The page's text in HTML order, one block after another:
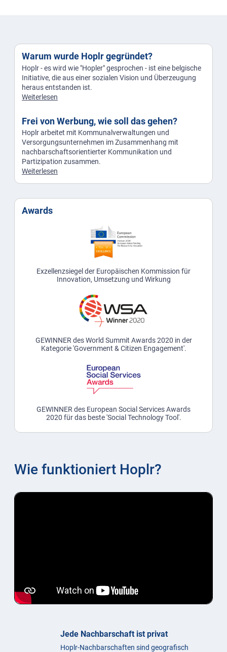
Warum wurde Hoplr gegründet?
Hoplr - es wird wie "Hopler" gesprochen - ist eine belgische
Initiative, die aus einer sozialen Vision und Überzeugung
heraus entstanden ist.
Weiterlesen
Frei von Werbung, wie soll das gehen?
Hoplr arbeitet mit Kommunalverwaltungen und
Versorgungsunternehmen im Zusammenhang mit
nachbarschaftsorientierter Kommunikation und
Partizipation zusammen.
Weiterlesen
Awards
Exzellenzsiegel der Europäischen Kommission für
Innovation, Umsetzung und Wirkung
GEWINNER des World Summit Awards 2020 in der
Kategorie 'Government & Citizen Engagement'.
GEWINNER des European Social Services Awards
2020 für das beste 'Social Technology Tool'.
Wie funktioniert Hoplr?
Jede Nachbarschaft ist privat
Hoplr-Nachbarschaften sind geografisch